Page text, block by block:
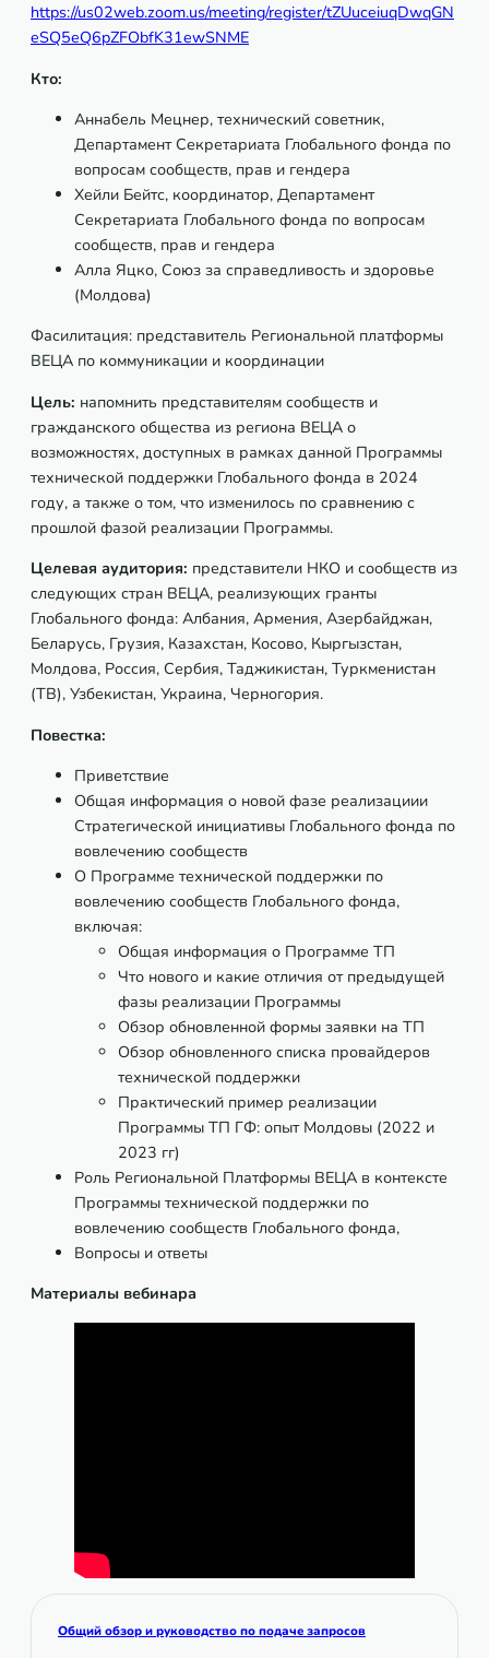
https://us02web.zoom.us/meeting/register/tZUuceiuqDwqGN
eSQ5eQ6pZFObfK31ewSNME
Кто:
Аннабель Мецнер, технический советник,
Департамент Секретариата Глобального фонда по
вопросам сообществ, прав и гендера
Хейли Бейтс, координатор, Департамент
Секретариата Глобального фонда по вопросам
сообществ, прав и гендера
Алла Яцко, Союз за справедливость и здоровье
(Молдова)
Фасилитация: представитель Региональной платформы
ВЕЦА по коммуникации и координации
Цель: напомнить представителям сообществ и
гражданского общества из региона ВЕЦА о
возможностях, доступных в рамках данной Программы
технической поддержки Глобального фонда в 2024
году, а также о том, что изменилось по сравнению с
прошлой фазой реализации Программы.
Целевая аудитория: представители НКО и сообществ из
следующих стран ВЕЦА, реализующих гранты
Глобального фонда: Албания, Армения, Азербайджан,
Беларусь, Грузия, Казахстан, Косово, Кыргызстан,
Молдова, Россия, Сербия, Таджикистан, Туркменистан
(TB), Узбекистан, Украина, Черногория.
Повестка:
Приветствие
Общая информация о новой фазе реализациии
Стратегической инициативы Глобального фонда по
вовлечению сообществ
О Программе технической поддержки по
вовлечению сообществ Глобального фонда,
включая:
Общая информация о Программе ТП
Что нового и какие отличия от предыдущей
фазы реализации Программы
Обзор обновленной формы заявки на ТП
Обзор обновленного списка провайдеров
технической поддержки
Практический пример реализации
Программы ТП ГФ: опыт Молдовы (2022 и
2023 гг)
Роль Региональной Платформы ВЕЦА в контексте
Программы технической поддержки по
вовлечению сообществ Глобального фонда,
Вопросы и ответы
Материалы вебинара
Общий обзор и руководство по подаче запросов